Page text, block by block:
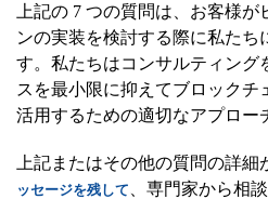
上記の 7 つの質問は、お客様
ンの実装を検討する際に私たち
す。私たちはコンサルティング
スを最小限に抑えてブロックチ
活用するための適切なアプロー
上記またはその他の質問の詳細
ッセージを残して
、専門家から相